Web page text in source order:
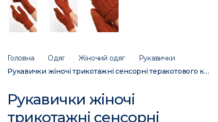
Головна Одяг Жіночий одяг
Рукавички
Рукавички жіночі трикотажні сенсорні теракотового кольору 3840 187420C
Рукавички жіночі
трикотажні сенсорні